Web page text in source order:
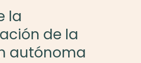
la
de la
autónoma